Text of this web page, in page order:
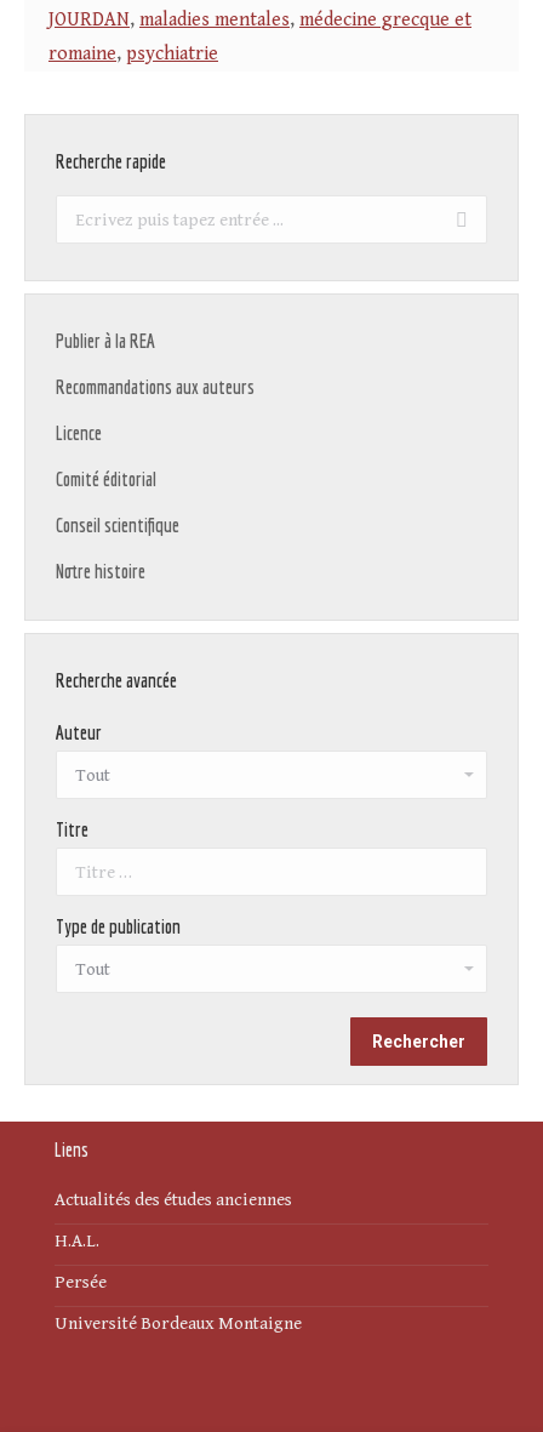
JOURDAN, maladies mentales, médecine grecque et
romaine, psychiatrie
Recherche rapide
Recherche
Publier à la REA
Recommandations aux auteurs
Licence
Comité éditorial
Conseil scientifique
Notre histoire
Recherche avancée
Auteur
Titre
Type de publication
Liens
Actualités des études anciennes
H.A.L.
Persée
Université Bordeaux Montaigne